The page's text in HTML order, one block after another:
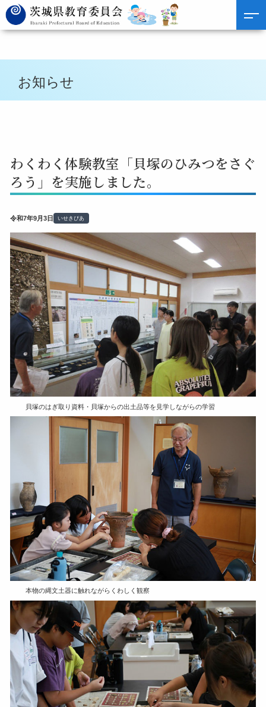
お知らせ
わくわく体験教室「貝塚のひみつをさぐ
ろう」を実施しました。
令和7年9月3日 いせきぴあ
貝塚のはぎ取り資料・貝塚からの出土品等を見学しながらの学習
本物の縄文土器に触れながらくわしく観察